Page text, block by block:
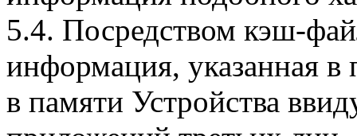
5.4. Посредством кэш-
информация, указанная в
в памяти Устройства